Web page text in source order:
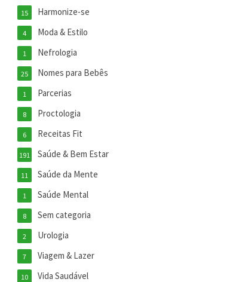
Harmonize-se
15
Moda & Estilo
4
Nefrologia
1
Nomes para Bebês
25
Parcerias
1
Proctologia
8
Receitas Fit
6
Saúde & Bem Estar
191
Saúde da Mente
11
Saúde Mental
1
Sem categoria
8
Urologia
2
Viagem & Lazer
7
Vida Saudável
10